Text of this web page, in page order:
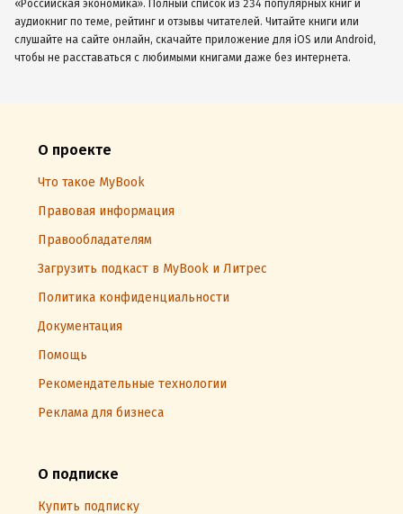
«Российская экономика». Полный список из 234 популярных книг и
аудиокниг по теме, рейтинг и отзывы читателей. Читайте книги или
слушайте на сайте онлайн, скачайте приложение для iOS или Android,
чтобы не расставаться с любимыми книгами даже без интернета.
О проекте
Что такое MyBook
Правовая информация
Правообладателям
Загрузить подкаст в MyBook и Литрес
Политика конфиденциальности
Документация
Помощь
Рекомендательные технологии
Реклама для бизнеса
О подписке
Купить подписку